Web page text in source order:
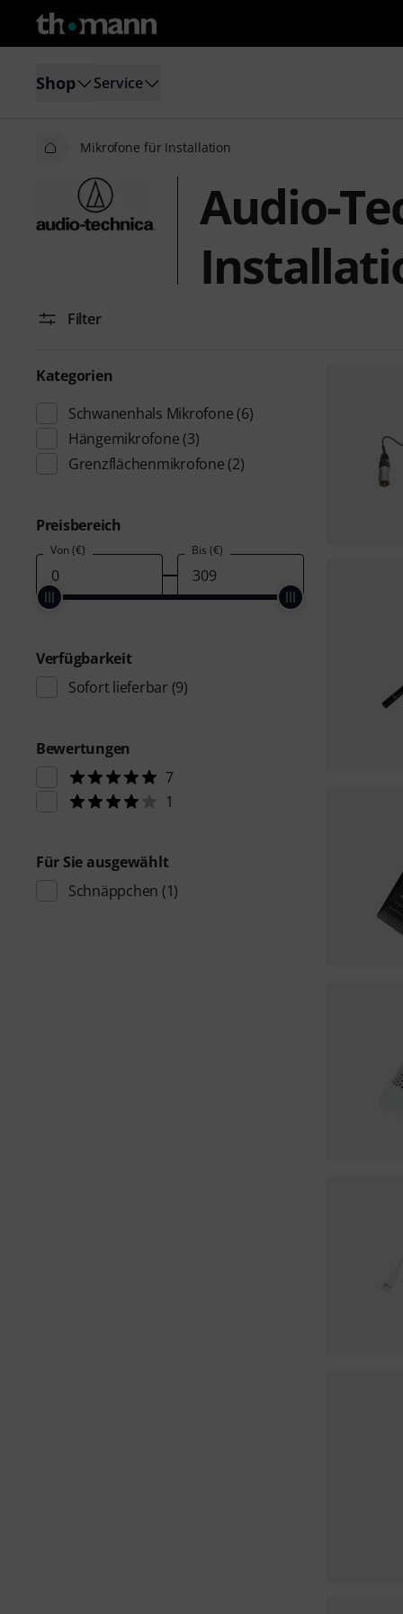
Shop Service
Mikrofone für Installation
Audio-
Filter
Kategorien
Schwanenhals Mikrofone (6)
Hängemikrofone (3)
Grenzflächenmikrofone (2)
Preisbereich
Von (€) Bis (€)
Verfügbarkeit
Sofort lieferbar (9)
Bewertungen
7
1
Für Sie ausgewählt
Schnäppchen (1)